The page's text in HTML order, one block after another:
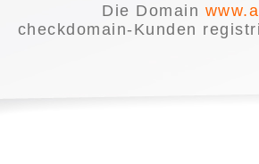
Die Domain
checkdomain-Kunden